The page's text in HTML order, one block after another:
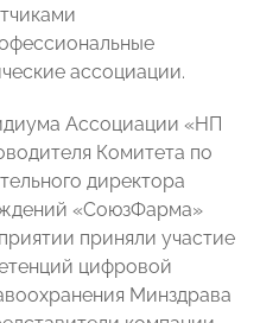
ассоциации.
Ассоциации «НП
Комитета по
директора
«СоюзФарма»
приняли участие
цифровой
Минздрава